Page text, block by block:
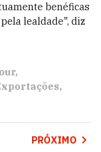
benéficas
lealdade", diz
PRÓXIMO